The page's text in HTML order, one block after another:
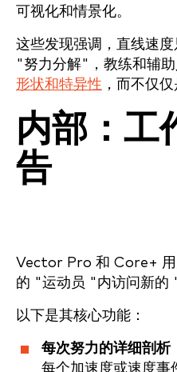
可视化和情景化。
这些发现强调，直线速
"努力分解"，教练和辅
形状和特异性 ，而不仅
内部：工
告
Vector Pro 和 Core+ 用
的 "运动员 "内访问新的
以下是其核心功能：
每次努力的详细剖析
每个加速度或速度事